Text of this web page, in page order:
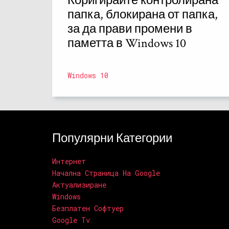
папка, блокирана от папка,
за да прави промени в
паметта в Windows 10
Windows 10
Популярни Категории
Интернет
Начална Страница На Google
Актуализиране
Windows
Безплатен Софтуер
Google Tv